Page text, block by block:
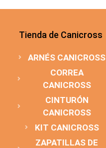
Tienda de Canicross
ARNÉS CANICROSS
CORREA
CANICROSS
CINTURÓN
CANICROSS
KIT CANICROSS
ZAPATILLAS DE